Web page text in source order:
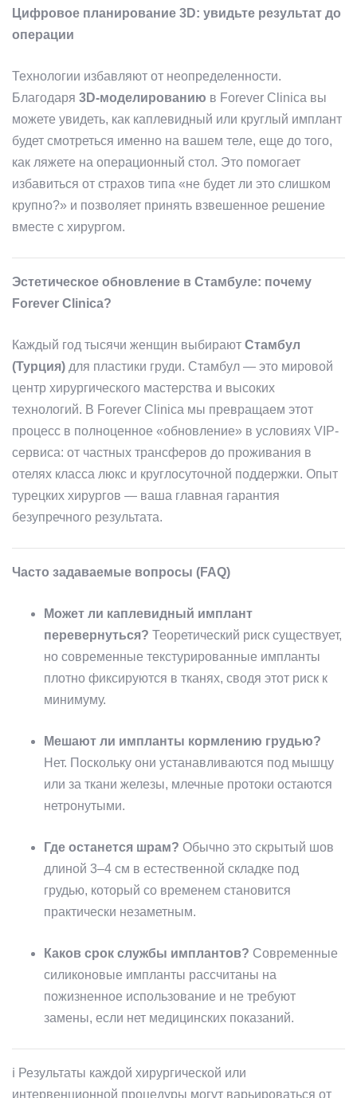
Цифровое планирование 3D: увидьте результат до
операции
Технологии избавляют от неопределенности.
Благодаря 3D-моделированию в Forever Clinica вы
можете увидеть, как каплевидный или круглый имплант
будет смотреться именно на вашем теле, еще до того,
как ляжете на операционный стол. Это помогает
избавиться от страхов типа «не будет ли это слишком
крупно?» и позволяет принять взвешенное решение
вместе с хирургом.
Эстетическое обновление в Стамбуле: почему
Forever Clinica?
Каждый год тысячи женщин выбирают Стамбул
(Турция) для пластики груди. Стамбул — это мировой
центр хирургического мастерства и высоких
технологий. В Forever Clinica мы превращаем этот
процесс в полноценное «обновление» в условиях VIP-
сервиса: от частных трансферов до проживания в
отелях класса люкс и круглосуточной поддержки. Опыт
турецких хирургов — ваша главная гарантия
безупречного результата.
Часто задаваемые вопросы (FAQ)
Может ли каплевидный имплант
перевернуться? Теоретический риск существует,
но современные текстурированные импланты
плотно фиксируются в тканях, сводя этот риск к
минимуму.
Мешают ли импланты кормлению грудью?
Нет. Поскольку они устанавливаются под мышцу
или за ткани железы, млечные протоки остаются
нетронутыми.
Где останется шрам? Обычно это скрытый шов
длиной 3–4 см в естественной складке под
грудью, который со временем становится
практически незаметным.
Каков срок службы имплантов? Современные
силиконовые импланты рассчитаны на
пожизненное использование и не требуют
замены, если нет медицинских показаний.
ℹ️ Результаты каждой хирургической или
интервенционной процедуры могут варьироваться от